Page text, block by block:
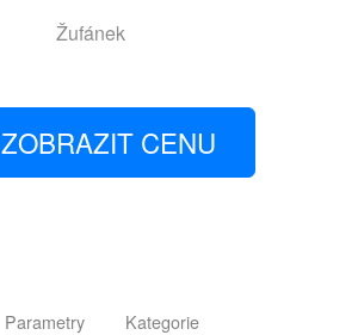
Žufánek
ZOBRAZIT CENU
Parametry Kategorie